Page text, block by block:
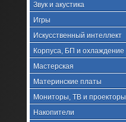
Звук и акустика
Игры
Искусственный интеллект
Корпуса, БП и охлаждение
Мастерская
Материнские платы
Мониторы, ТВ и проекторы
Накопители